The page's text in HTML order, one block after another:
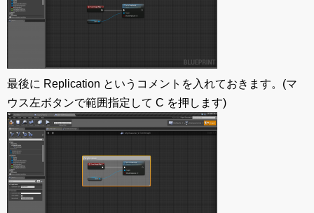
最後に Replication というコメントを入れておきます。(マ
ウス左ボタンで範囲指定して C を押します)